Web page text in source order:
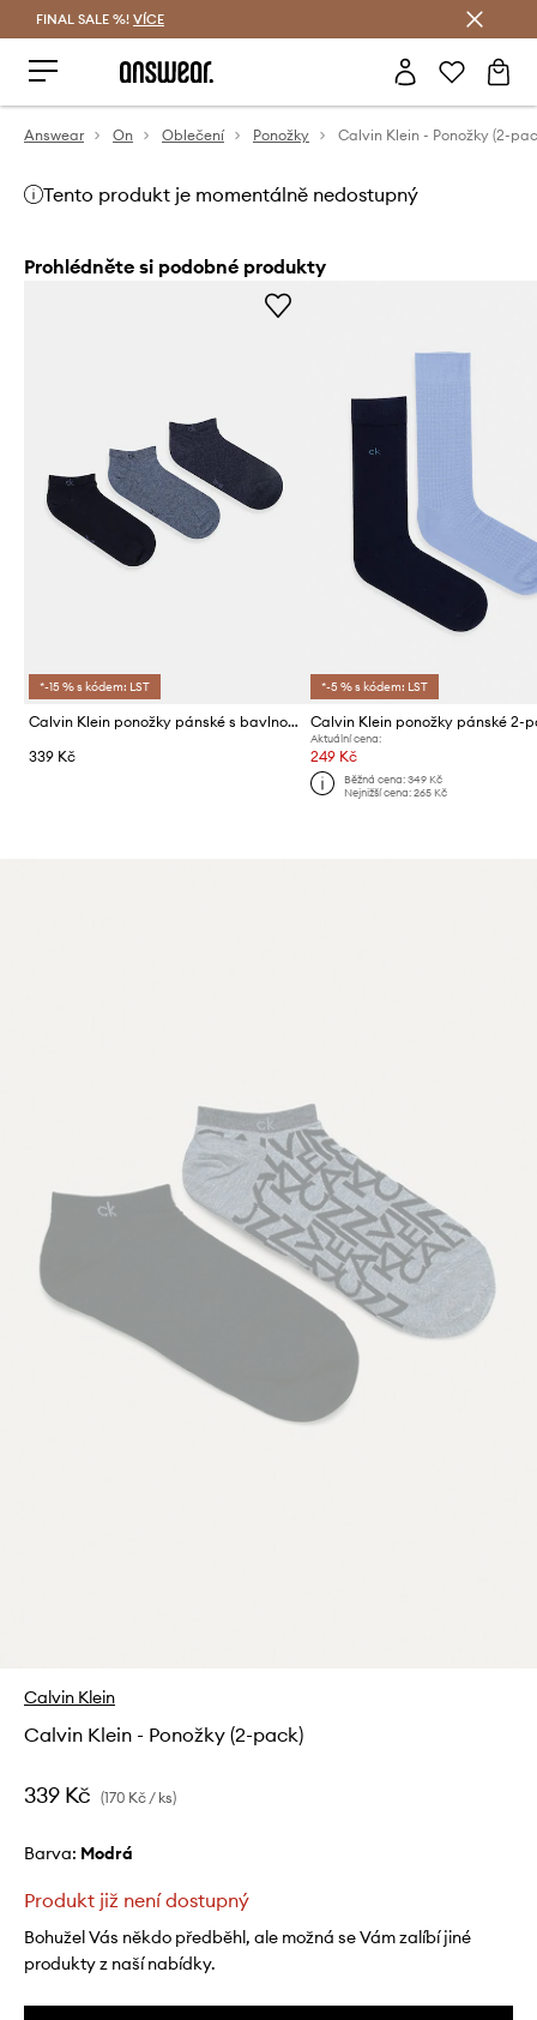
FINAL SALE %! VÍCE
Answear On Oblečení Ponožky Calvin Klein - Ponožky (2-
Tento produkt je momentálně nedostupný
Prohlédněte si podobné produkty
*-15 % s kódem: LST
Calvin Klein ponožky pánské s bavlnou 3-pack
339 Kč
*-5 % s kódem: LST
Calvin Klein ponožky pánské 2-
Aktuální cena:
249 Kč
Běžná cena: 349 Kč
Nejnižší cena: 265 Kč
Calvin Klein
Calvin Klein - Ponožky (2-pack)
339 Kč (170 Kč / ks)
Barva: modrá
Produkt již není dostupný
Bohužel Vás někdo předběhl, ale možná se Vám zalíbí jiné
produkty z naší nabídky.